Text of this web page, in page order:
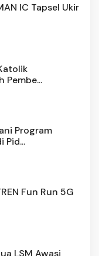
IC Tapsel Ukir
Pembe...
Program
Pid...
Fun Run 5G
LSM Awasi